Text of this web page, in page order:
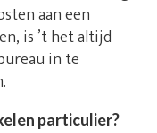
aan een
is ’t het altijd
in te
particulier?